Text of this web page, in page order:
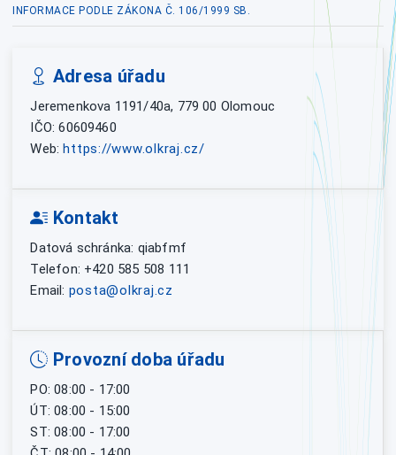
INFORMACE PODLE ZÁKONA Č. 106/1999 SB.
Adresa úřadu
Jeremenkova 1191/40a, 779 00 Olomouc
IČO: 60609460
Web: https://www.olkraj.cz/
Kontakt
Datová schránka: qiabfmf
Telefon: +420 585 508 111
Email: posta@olkraj.cz
Provozní doba úřadu
PO: 08:00 - 17:00
ÚT: 08:00 - 15:00
ST: 08:00 - 17:00